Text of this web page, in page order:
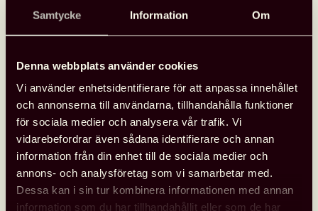
Samtycke Information Om
Denna webbplats använder cookies
Vi använder enhetsidentifierare för att anpassa innehållet
och annonserna till användarna, tillhandahålla funktioner
för sociala medier och analysera vår trafik. Vi
vidarebefordrar även sådana identifierare och annan
information från din enhet till de sociala medier och
annons- och analysföretag som vi samarbetar med.
Dessa kan i sin tur kombinera informationen med annan
information som du har tillhandahållit eller som de har
Pia Lindenbaum
Copyright/fotograf: Ulrica Zwenger.
Pija Lindenbaum är både författare, grafisk formgivare